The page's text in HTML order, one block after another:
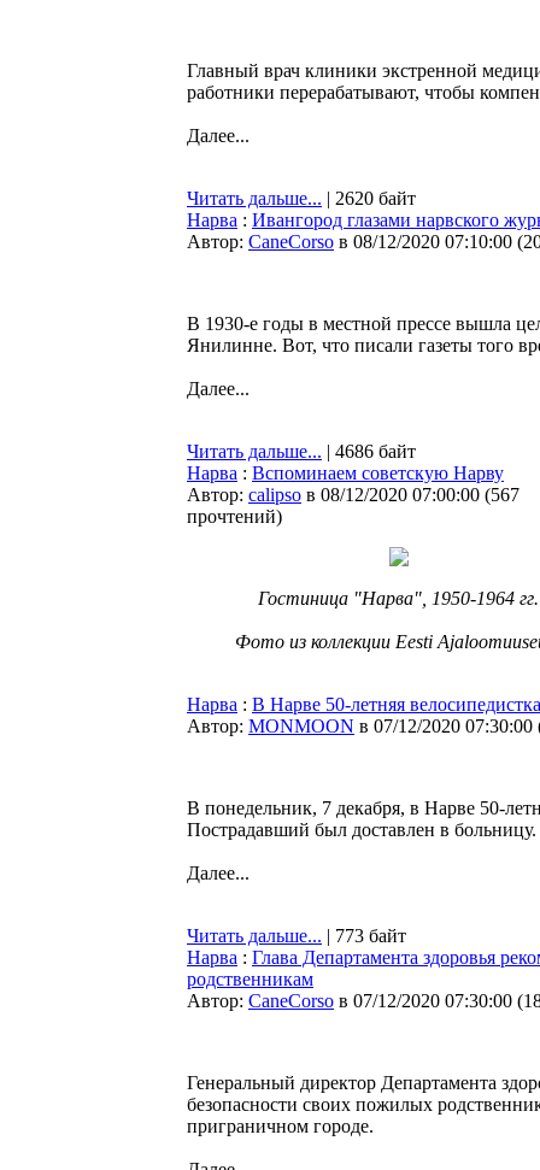
Главный врач клиники экстренной
работники перерабатывают, чтобы
Далее...
Читать дальше... | 2620 байт
Нарва : Ивангород глазами нарвского
Автор: CaneCorso в 08/12/2020 07:10:00 (
В 1930-е годы в местной прессе вышла
Янилинне. Вот, что писали газеты того
Далее...
Читать дальше... | 4686 байт
Нарва : Вспоминаем советскую Нарву
Автор: calipso в 08/12/2020 07:00:00 (567
прочтений)
Гостиница "Нарва", 1950-1964 гг.
Фото из коллекции Eesti
Нарва : В Нарве 50-летняя
Автор: MONMOON в 07/12/2020 07:30:00
В понедельник, 7 декабря, в Нарве 50-
Пострадавший был доставлен в больницу.
Далее...
Читать дальше... | 773 байт
Нарва : Глава Департамента здоровья
родственникам
Автор: CaneCorso в 07/12/2020 07:30:00 (
Генеральный директор Департамента
безопасности своих пожилых
приграничном городе.